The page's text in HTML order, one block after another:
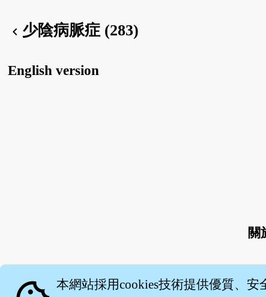
chevron_left 少陰病脈症 (283)
English version
關
本網站採用cookies技術提供優質、